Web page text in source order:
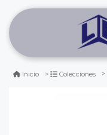
Inicio Colecciones